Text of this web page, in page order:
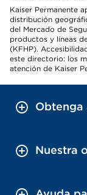
Kaiser Permanente
distribución
del Mercado de
productos y líneas
(KFHP).
este directorio: los
atención de Kaiser
Obtenga
Nuestra